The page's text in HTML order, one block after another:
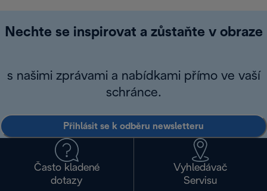
Nechte se inspirovat a zůstaňte v obraze
s našimi zprávami a nabídkami přímo ve vaší
schránce.
Přihlásit se k odběru newsletteru
Často kladené
dotazy
Vyhledávač
Servisu